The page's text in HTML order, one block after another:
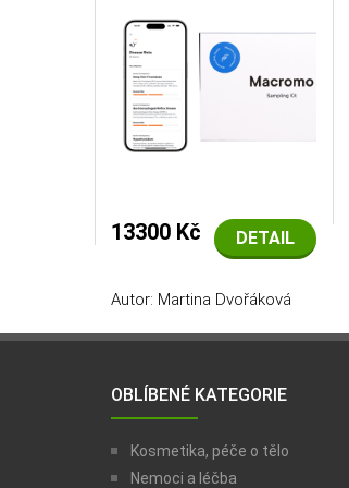
DETAIL
13300 Kč
Autor: Martina Dvořáková
OBLÍBENÉ KATEGORIE
Kosmetika, péče o tělo
Nemoci a léčba